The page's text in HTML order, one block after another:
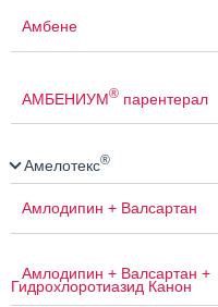
Амбене
АМБЕНИУМ® парентерал
Амелотекс®
Амлодипин + Валсартан
Амлодипин + Валсартан +
Гидрохлоротиазид Канон